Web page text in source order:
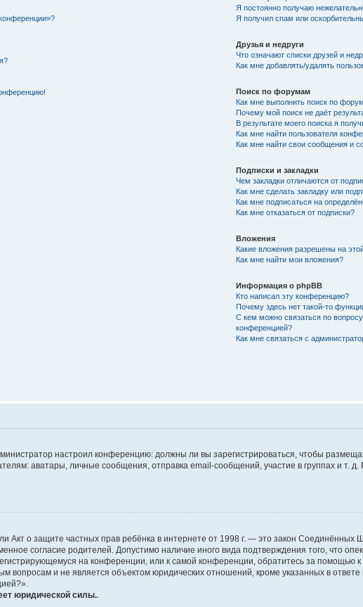
Я постоянно получаю
Я получил спам или
Друзья и недруги
Что означают списки друзей и
Как мне добавлять/удалять
Поиск по форумам
Как мне выполнить поиск по
Почему мой поиск не даёт
В результате моего поиска я
Как мне найти пользователя
Как мне найти свои сообщения и
Подписки и закладки
Чем закладки отличаются от
Как мне сделать закладку или
Как мне подписаться на
Как мне отказаться от подписки?
Вложения
Какие вложения разрешены на
Как мне найти мои вложения?
Информация о phpBB
Кто написал эту конференцию?
Почему здесь нет такой-то
С кем можно связаться по
конференцией?
Как мне связаться с
настроил конференцию: должны ли вы зарегистрироваться, чтобы
аватары, личные сообщения, отправка email-сообщений, участие в группах и т. д.
Акт о защите частных прав ребёнка в интернете от 1998 г. — это закон
согласие родителей. Допустимо наличие иного вида подтверждения того, что
на конференции, или к самой конференции, обратитесь за помощью
и не является объектом юридических отношений, кроме указанных в
юридической силы..